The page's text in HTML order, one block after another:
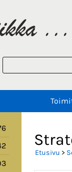
Etusivu >